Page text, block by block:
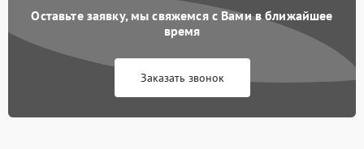
Оставьте заявку, мы свяжемся с Вами в ближайшее
время
Заказать звонок